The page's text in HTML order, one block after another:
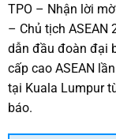
TPO – Nhận lời
– Chủ tịch ASEAN
dẫn đầu đoàn đại
cấp cao ASEAN
tại Kuala Lumpur
báo.